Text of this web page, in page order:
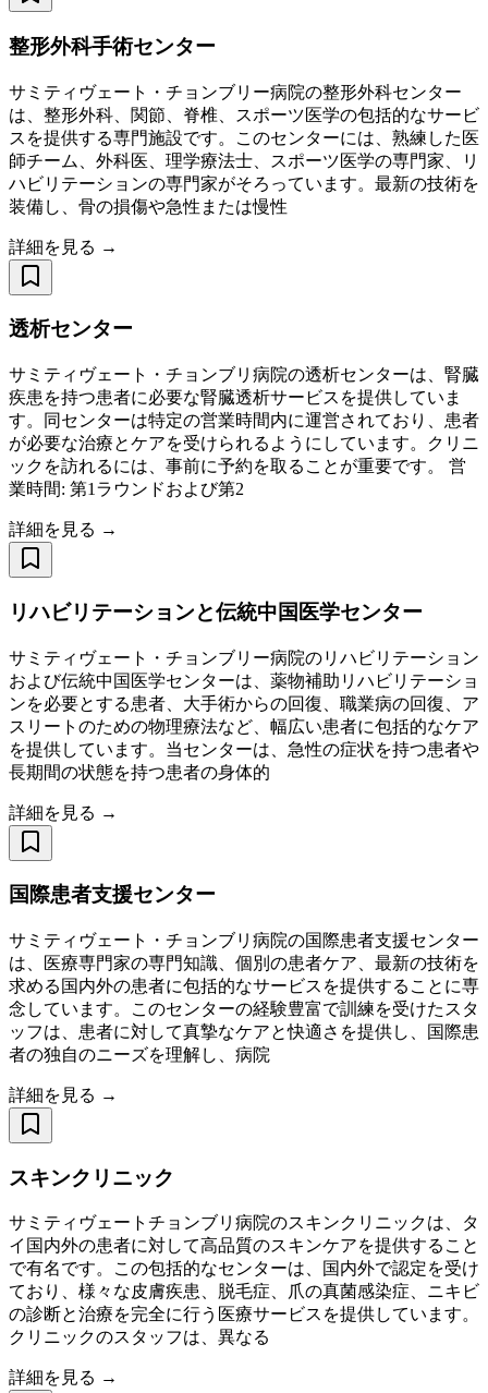
整形外科手術センター
サミティヴェート・チョンブリー病院の整形外科センター
は、整形外科、関節、脊椎、スポーツ医学の包括的なサービ
スを提供する専門施設です。このセンターには、熟練した医
師チーム、外科医、理学療法士、スポーツ医学の専門家、リ
ハビリテーションの専門家がそろっています。最新の技術を
装備し、骨の損傷や急性または慢性
詳細を見る →
透析センター
サミティヴェート・チョンブリ病院の透析センターは、腎臓
疾患を持つ患者に必要な腎臓透析サービスを提供していま
す。同センターは特定の営業時間内に運営されており、患者
が必要な治療とケアを受けられるようにしています。クリニ
ックを訪れるには、事前に予約を取ることが重要です。 営
業時間: 第1ラウンドおよび第2
詳細を見る →
リハビリテーションと伝統中国医学センター
サミティヴェート・チョンブリー病院のリハビリテーション
および伝統中国医学センターは、薬物補助リハビリテーショ
ンを必要とする患者、大手術からの回復、職業病の回復、ア
スリートのための物理療法など、幅広い患者に包括的なケア
を提供しています。当センターは、急性の症状を持つ患者や
長期間の状態を持つ患者の身体的
詳細を見る →
国際患者支援センター
サミティヴェート・チョンブリ病院の国際患者支援センター
は、医療専門家の専門知識、個別の患者ケア、最新の技術を
求める国内外の患者に包括的なサービスを提供することに専
念しています。このセンターの経験豊富で訓練を受けたスタ
ッフは、患者に対して真摯なケアと快適さを提供し、国際患
者の独自のニーズを理解し、病院
詳細を見る →
スキンクリニック
サミティヴェートチョンブリ病院のスキンクリニックは、タ
イ国内外の患者に対して高品質のスキンケアを提供すること
で有名です。この包括的なセンターは、国内外で認定を受け
ており、様々な皮膚疾患、脱毛症、爪の真菌感染症、ニキビ
の診断と治療を完全に行う医療サービスを提供しています。
クリニックのスタッフは、異なる
詳細を見る →